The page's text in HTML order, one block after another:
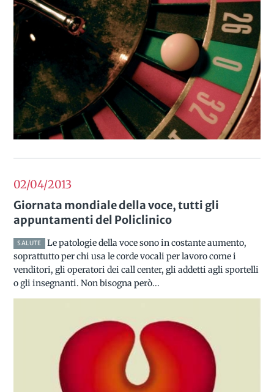
02/042013
Giornata mondiale della voce, tutti gli
appuntamenti del Policlinico
SALUTE
Le patologie della voce sono in costante aumento,
soprattutto per chi usa le corde vocali per lavoro come i
venditori, gli operatori dei call center, gli addetti agli sportelli
o gli insegnanti. Non bisogna però...